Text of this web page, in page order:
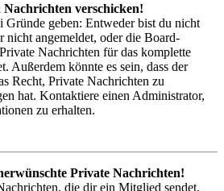
verschicken!
Gründe geben: Entweder bist du nicht
nicht angemeldet, oder die Board-
Nachrichten für das komplette
Außerdem könnte es sein, dass der
Recht, Private Nachrichten zu
hat. Kontaktiere einen Administrator,
zu erhalten.
Private Nachrichten!
die dir ein Mitglied sendet,